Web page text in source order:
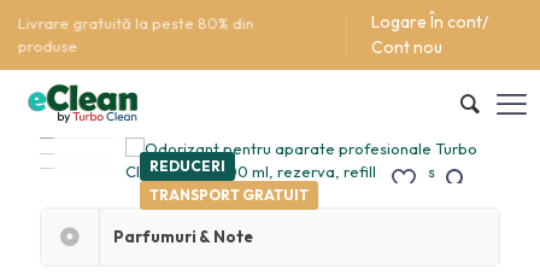
Logare În cont/
Cont nou
REDUCERI
TRANSPORT GRATUIT
Parfumuri & Note